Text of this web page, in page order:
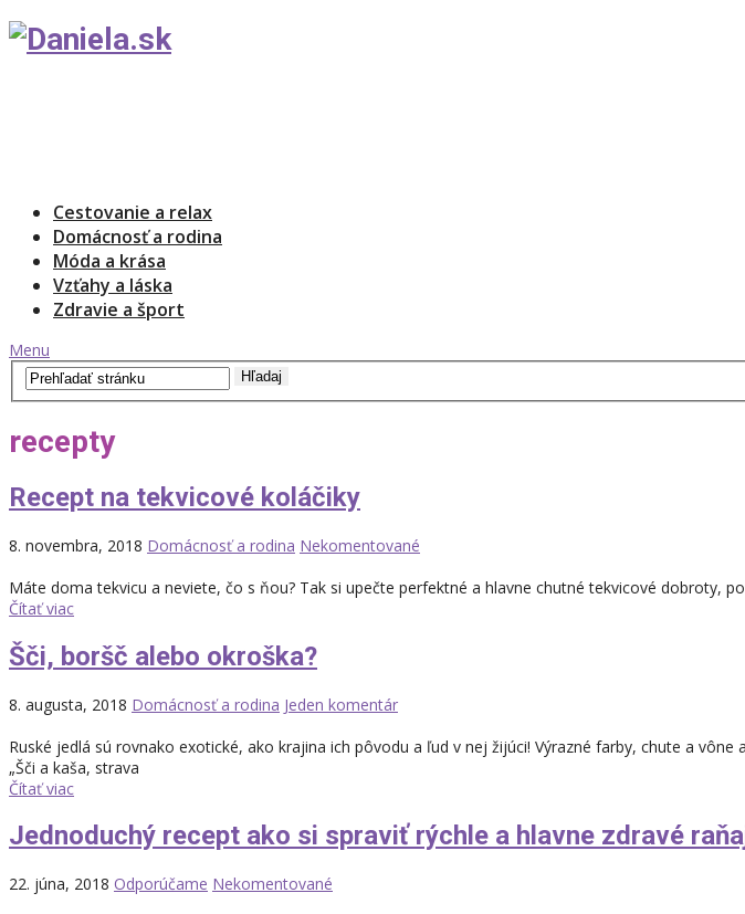
Cestovanie a relax
Domácnosť a rodina
Móda a krása
Vzťahy a láska
Zdravie a šport
Menu
recepty
Recept na tekvicové koláčiky
8. novembra, 2018 Domácnosť a rodina Nekomentované
Máte doma tekvicu a neviete, čo s ňou? Tak si upečte perfektné a hlavne chutné tekvicové dobroty,
Čítať viac
Šči, boršč alebo okroška?
8. augusta, 2018 Domácnosť a rodina Jeden komentár
Ruské jedlá sú rovnako exotické, ako krajina ich pôvodu a ľud v nej žijúci! Výrazné farby, chute a
„Šči a kaša, strava
Čítať viac
Jednoduchý recept ako si spraviť rýchle a hlavne zdravé
22. júna, 2018 Odporúčame Nekomentované